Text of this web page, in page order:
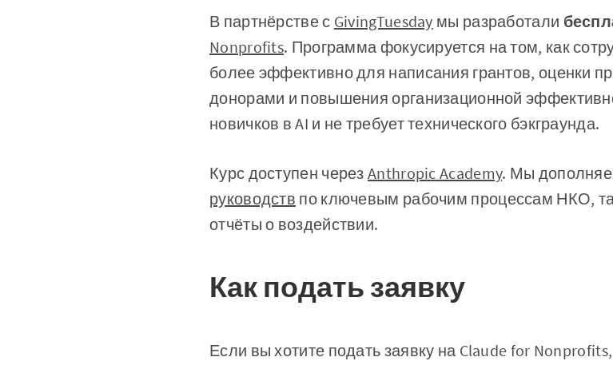
В партнёрстве с GivingTuesday мы разработали
Nonprofits. Программа фокусируется на том, как
более эффективно для написания грантов, оценки
донорами и повышения организационной
новичков в AI и не требует технического бэкграунда.
Курс доступен черезAnthropic Academy. Мы
руководств по ключевым рабочим процессам НКО,
отчёты о воздействии.
Как подать заявку
Если вы хотите подать заявку на Claude for